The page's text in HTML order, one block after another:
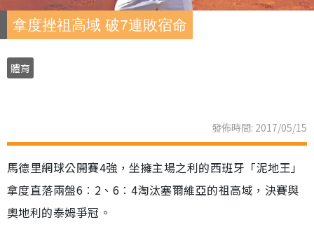
拿度挫祖高域 破7連敗宿命
體育
發佈時間: 2017/05/15
馬德里網球公開賽4強，坐擁主場之利的西班牙「泥地王」
拿度直落兩盤6︰2、6︰4淘汰塞爾維亞的祖高域，決賽與
奧地利的泰姆爭冠。